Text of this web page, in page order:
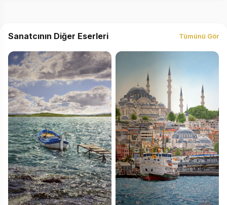
Sanatcının Diğer Eserleri Tümünü Gör